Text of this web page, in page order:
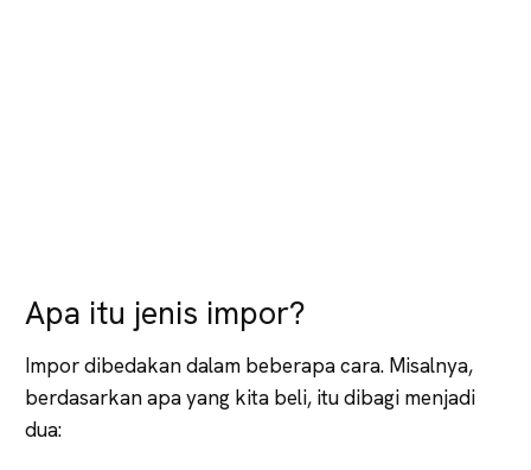
Apa itu jenis impor?
Impor dibedakan dalam beberapa cara. Misalnya,
berdasarkan apa yang kita beli, itu dibagi menjadi
dua: